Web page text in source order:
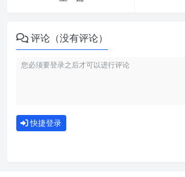
评论（没有评论）
快捷登录